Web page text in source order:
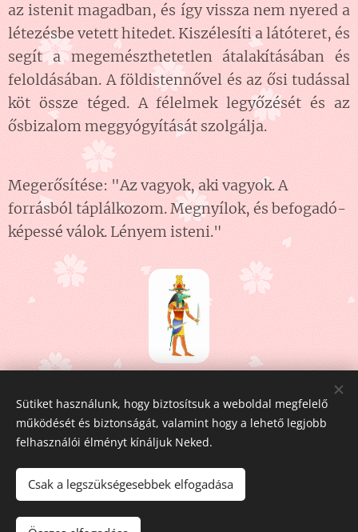
az istenit magadban, és így vissza nem nyered a
létezésbe vetett hitedet. Kiszélesíti a látóteret, és
segít a megemészthetetlen átalakításában és
feloldásában. A földistennővel és az ősi tudással
köt össze téged. A félelmek legyőzését és az
ősbizalom meggyógyítását szolgálja.
Megerősítése: "Az vagyok, aki vagyok. A
forrásból táplálkozom. Megnyílok, és befogadó-
képessé válok. Lényem isteni."
Share
Fehér Pegazus
Sütiket használunk, hogy biztosítsuk a weboldal megfelelő
működését és biztonságát, valamint hogy a lehető legjobb
felhasználói élményt kínáljuk Neked.
Csak a legszükségesebbek elfogadása